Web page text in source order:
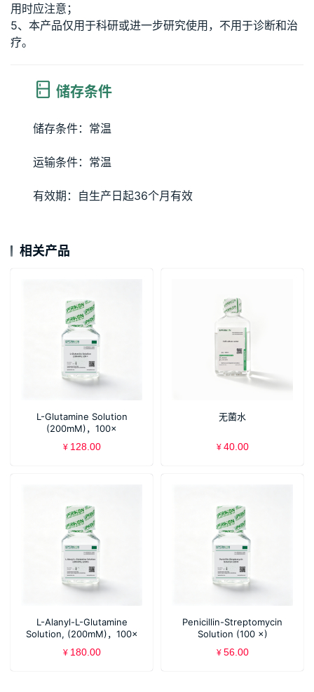
用时应注意；
5、本产品仅用于科研或进一步研究使用，不用于诊断和治
疗。
储存条件
储存条件：常温
运输条件：常温
有效期：自生产日起36个月有效
相关产品
L-Glutamine Solution
(200mM)，100×
¥ 128.00
无菌水
¥ 40.00
L-Alanyl-L-Glutamine
Solution, (200mM)，100×
¥ 180.00
Penicillin-Streptomycin
Solution (100 ×)
¥ 56.00